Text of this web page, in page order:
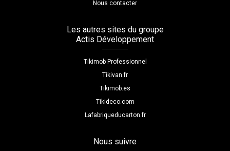
Nous contacter
Les autres sites du groupe
Actis Développement
Tikimob Professionnel
Tikivan.fr
Tikimob.es
Tikideco.com
Lafabriqueducarton.fr
Nous suivre